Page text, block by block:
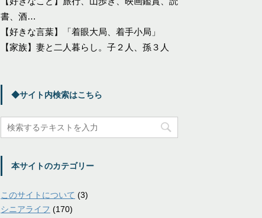
書、酒…
【好きな言葉】「着眼大局、着手小局」
【家族】妻と二人暮らし。子２人、孫３人
◆サイト内検索はこちら
本サイトのカテゴリー
このサイトについて (3)
シニアライフ (170)